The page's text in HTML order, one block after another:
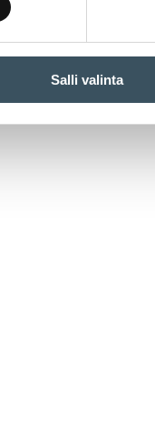
Salli valinta